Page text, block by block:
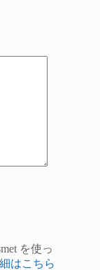
を使っ
はこちら